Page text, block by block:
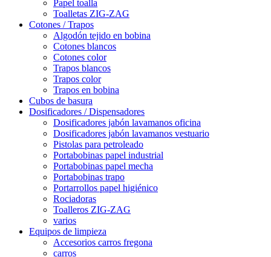
Papel toalla
Toalletas ZIG-ZAG
Cotones / Trapos
Algodón tejido en bobina
Cotones blancos
Cotones color
Trapos blancos
Trapos color
Trapos en bobina
Cubos de basura
Dosificadores / Dispensadores
Dosificadores jabón lavamanos oficina
Dosificadores jabón lavamanos vestuario
Pistolas para petroleado
Portabobinas papel industrial
Portabobinas papel mecha
Portabobinas trapo
Portarrollos papel higiénico
Rociadoras
Toalleros ZIG-ZAG
varios
Equipos de limpieza
Accesorios carros fregona
carros